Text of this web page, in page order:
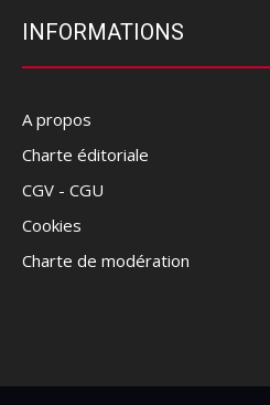
INFORMATIONS
A propos
Charte éditoriale
CGV - CGU
Cookies
Charte de modération